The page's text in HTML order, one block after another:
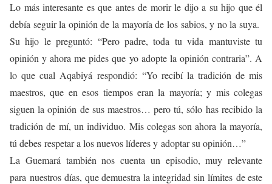
Lo más interesante es que antes de morir le dijo a su hijo que él
debía seguir la opinión de la mayoría de los sabios, y no la suya.
Su hijo le preguntó: “Pero padre, toda tu vida mantuviste tu
opinión y ahora me pides que yo adopte la opinión contraria”. A
lo que cual Aqabiyá respondió: “Yo recibí la tradición de mis
maestros, que en esos tiempos eran la mayoría; y mis colegas
siguen la opinión de sus maestros… pero tú, sólo has recibido la
tradición de mí, un individuo. Mis colegas son ahora la mayoría,
tú debes respetar a los nuevos líderes y adoptar su opinión…”
La Guemará también nos cuenta un episodio, muy relevante
para nuestros días, que demuestra la integridad sin límites de este